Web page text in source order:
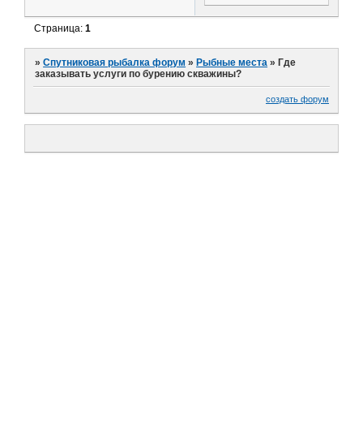
Страница:1
»Спутниковая рыбалка форум »Рыбные места »Где
заказывать услуги по бурению скважины?
создать форум